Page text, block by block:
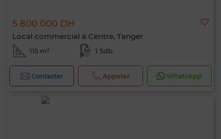
5 800 000 DH
Local commercial à Centre, Tanger
115 m² 1 Sdb.
Contacter Appelez WhatsApp